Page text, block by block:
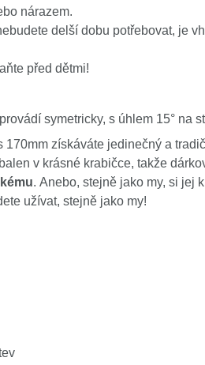
nárazem.
delší dobu potřebovat, je
před dětmi!
symetricky, s úhlem 15° na
získáváte jedinečný a
v krásné krabičce, takže
. Anebo, stejně jako my, si jej
užívat, stejně jako my!